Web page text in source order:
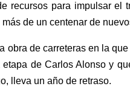
recursos para impulsar
de un centenar de
de carreteras en la
de Carlos Alonso y
lleva un año de retraso.